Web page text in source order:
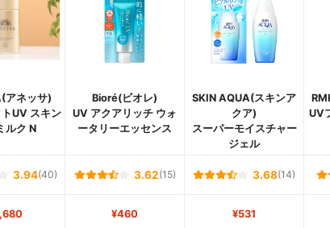
アネッサ)
UV スキン
ルク N
Bioré(ビオレ)
UV アクアリッチ ウォ
ータリーエッセンス
SKIN AQUA(スキンア
クア)
スーパーモイスチャー
ジェル
UV
3.94(40) 3.62(15) 3.68(14)
¥460 ¥531